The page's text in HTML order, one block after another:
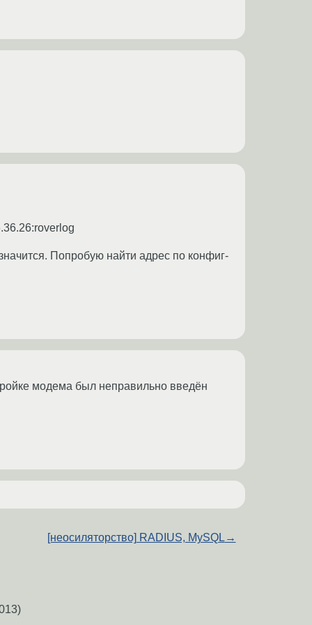
Попробую найти адрес по конфиг-
модема был неправильно введён
[неосиляторство] RADIUS, MySQL →